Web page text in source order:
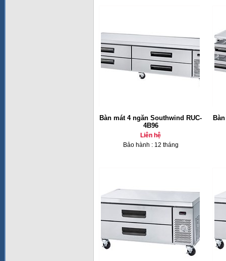
Bàn mát 4 ngăn Southwind RUC-
4B96
Liên hệ
Bảo hành : 12 tháng